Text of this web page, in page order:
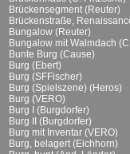
Brückensegment (Reuter)
Brückenstraße,
Bungalow (Reuter)
Bungalow mit Walmdach
Bunte Burg (Cause)
Burg (Ebert)
Burg (SFFischer)
Burg (Spielszene) (Heros)
Burg (VERO)
Burg I (Burgdorfer)
Burg II (Burgdorfer)
Burg mit Inventar (VERO)
Burg, belagert (Eichhorn)